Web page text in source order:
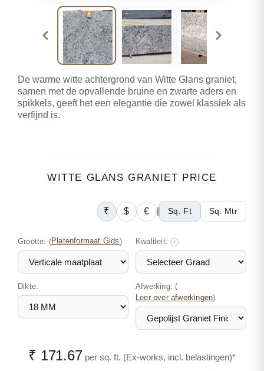
De warme witte achtergrond van Witte Glans graniet,
samen met de opvallende bruine en zwarte aders en
spikkels, geeft het een elegantie die zowel klassiek als
verfijnd is.
WITTE GLANS GRANIET PRICE
₹ $ € Sq. Ft Sq. Mtr
Grootte: (Platenformaat Gids) Kwaliteit: i
Dikte: Afwerking: (
Leer over afwerkingen)
₹ 171.67 per sq. ft. (Ex-works, incl. belastingen)*